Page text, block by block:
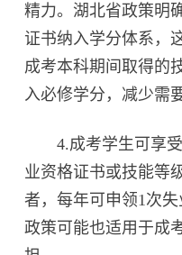
精力。湖北省政策明
证书纳入学分体系，
成考本科期间取得的
入必修学分，减少需
4.成考学生可享受
业资格证书或技能等
者，每年可申领1次
政策可能也适用于成